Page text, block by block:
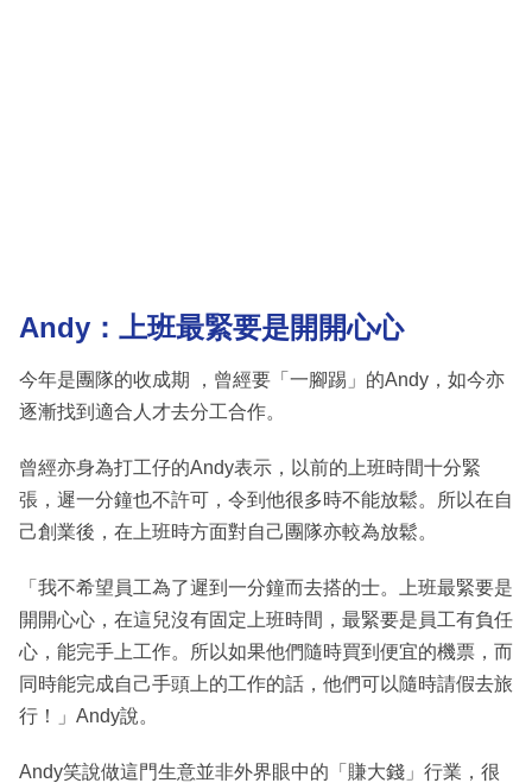
Andy：上班最緊要是開開心心
今年是團隊的收成期 ，曾經要「一腳踢」的Andy，如今亦
逐漸找到適合人才去分工合作。
曾經亦身為打工仔的Andy表示，以前的上班時間十分緊
張，遲一分鐘也不許可，令到他很多時不能放鬆。所以在自
己創業後，在上班時方面對自己團隊亦較為放鬆。
「我不希望員工為了遲到一分鐘而去搭的士。上班最緊要是
開開心心，在這兒沒有固定上班時間，最緊要是員工有負任
心，能完手上工作。所以如果他們隨時買到便宜的機票，而
同時能完成自己手頭上的工作的話，他們可以隨時請假去旅
行！」Andy說。
Andy笑說做這門生意並非外界眼中的「賺大錢」行業，很